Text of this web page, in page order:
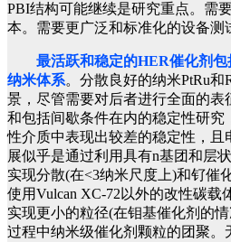
PBI结构可能继续是研究重点。需
本。需要更广泛和标准化的设备测
最活跃和稳定的HER催化剂
纳米体系。分散良好的纳米PtRu
景，尽管需要对后者进行全面的表
和包括间歇条件在内的稳定性研究
性介质中表现出较差的稳定性，
展似乎是通过利用具有n基团和层
实现分散(在<3纳米尺度上)和钌催
使用Vulcan XC-72以外的改性碳载
实现更小的粒径(在钼基催化剂的
过程中纳米级催化剂颗粒的团聚。